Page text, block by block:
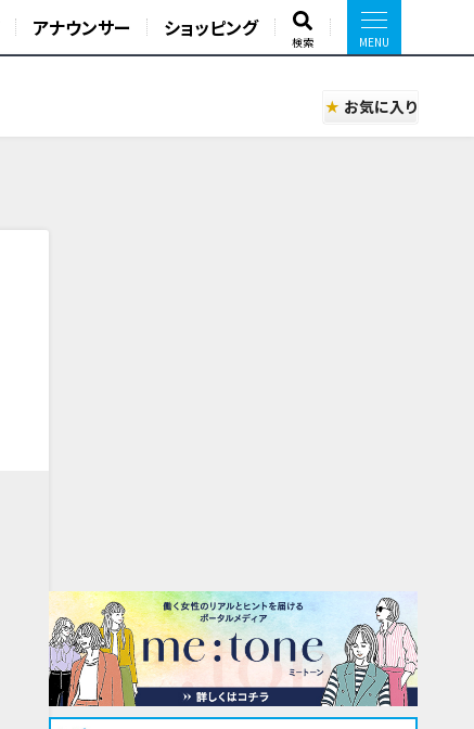
アナウンサー ショッピング
検索
お気に入り